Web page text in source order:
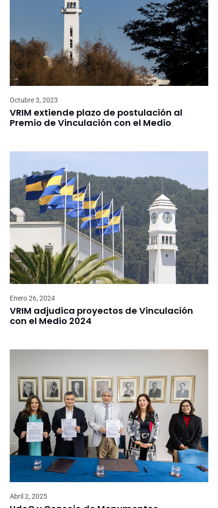
Octubre 3, 2023
VRIM extiende plazo de postulación al
Premio de Vinculación con el Medio
Enero 26, 2024
VRIM adjudica proyectos de Vinculación
con el Medio 2024
Abril 2, 2025